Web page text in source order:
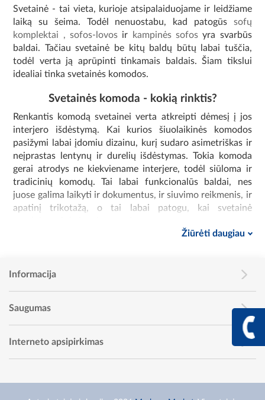
Svetainė - tai vieta, kurioje atsipalaiduojame ir leidžiame
laiką su šeima. Todėl nenuostabu, kad patogūs sofų
komplektai , sofos-lovos ir kampinės sofos yra svarbūs
baldai. Tačiau svetainė be kitų baldų būtų labai tuščia,
todėl verta ją aprūpinti tinkamais baldais. Šiam tikslui
idealiai tinka svetainės komodos.
Svetainės komoda - kokią rinktis?
Renkantis komodą svetainei verta atkreipti dėmesį į jos
interjero išdėstymą. Kai kurios šiuolaikinės komodos
pasižymi labai įdomiu dizainu, kurį sudaro asimetriškas ir
neįprastas lentynų ir durelių išdėstymas. Tokia komoda
gerai atrodys ne kiekviename interjere, todėl siūloma ir
tradicinių komodų. Tai labai funkcionalūs baldai, nes
juose galima laikyti ir dokumentus, ir siuvimo reikmenis, ir
apatinį trikotažą, o tai labai patogu, kai svetainė
priminti žemas svetainės
. Komoda taip pat gali
komodos tampa patraukliu interjero dizaino elementu.
Neįprastų formų komodos
Žiūrėti daugiau
Informacija
Saugumas
Interneto apsipirkimas
+370 617
Info linija I - V 9:00 -